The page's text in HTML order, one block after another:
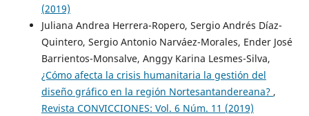
(2019)
Juliana Andrea Herrera-Ropero, Sergio Andrés Díaz-
Quintero, Sergio Antonio Narváez-Morales, Ender José
Barrientos-Monsalve, Anggy Karina Lesmes-Silva,
¿Cómo afecta la crisis humanitaria la gestión del
diseño gráfico en la región Nortesantandereana? ,
Revista CONVICCIONES: Vol. 6 Núm. 11 (2019)